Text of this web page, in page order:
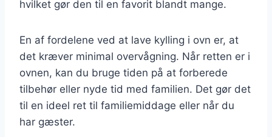
hvilket gør den til en favorit blandt mange.
En af fordelene ved at lave kylling i ovn er, at
det kræver minimal overvågning. Når retten er i
ovnen, kan du bruge tiden på at forberede
tilbehør eller nyde tid med familien. Det gør det
til en ideel ret til familiemiddage eller når du
har gæster.